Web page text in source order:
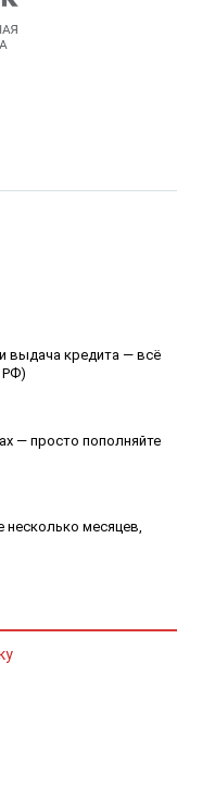
выдача кредита — всё
РФ)
— просто пополняйте
несколько месяцев,